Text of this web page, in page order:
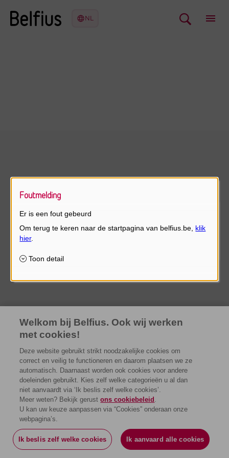
Welkom bij Belfius. Ook wij werken
met cookies!
Deze website gebruikt strikt noodzakelijke cookies om
correct en veilig te functioneren en daarom plaatsen we ze
automatisch. Daarnaast worden ook cookies voor andere
doeleinden gebruikt. Kies zelf welke categorieën u al dan
niet aanvaardt via ‘Ik beslis zelf welke cookies’.
Meer weten? Bekijk gerustons cookiebeleid .
U kan uw keuze aanpassen via “Cookies” onderaan onze
webpagina’s.
Ik beslis zelf welke cookies Ik aanvaard alle cookies
Het spijt ons, maar het transactionele gedeelte van onze
website is momenteel niet toegankelijk omwille van
Foutmelding
Er is een fout gebeurd